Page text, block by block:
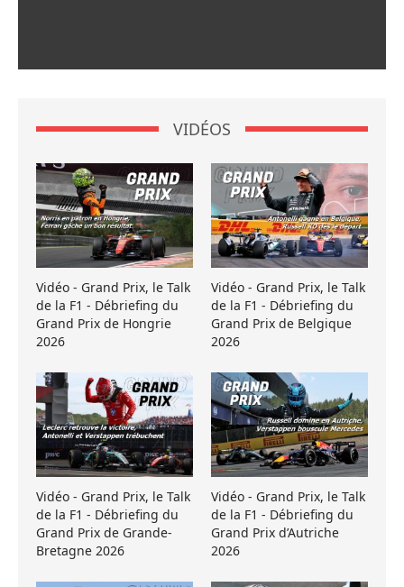
VIDÉOS
Vidéo - Grand Prix, le Talk
de la F1 - Débriefing du
Grand Prix de Hongrie
2026
Vidéo - Grand Prix, le Talk
de la F1 - Débriefing du
Grand Prix de Belgique
2026
Vidéo - Grand Prix, le Talk
de la F1 - Débriefing du
Grand Prix de Grande-
Bretagne 2026
Vidéo - Grand Prix, le Talk
de la F1 - Débriefing du
Grand Prix d’Autriche
2026